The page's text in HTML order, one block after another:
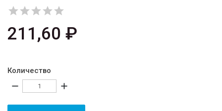

211,60 ₽
Количество
remove add